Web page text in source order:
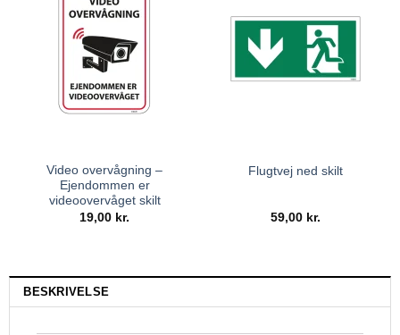
Video overvågning –
Ejendommen er
videoovervåget skilt
19,00 kr.
Flugtvej ned skilt
59,00 kr.
BESKRIVELSE